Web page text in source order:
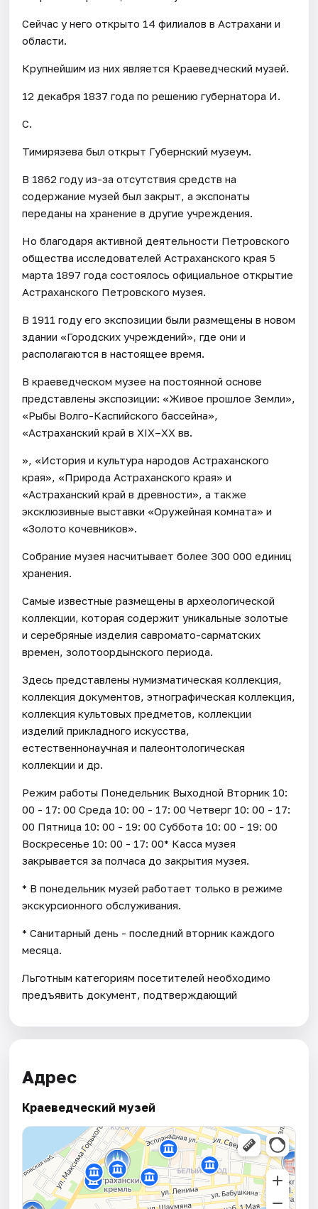
Сейчас у него открыто 14 филиалов в Астрахани и
области.
Крупнейшим из них является Краеведческий музей.
12 декабря 1837 года по решению губернатора И.
С.
Тимирязева был открыт Губернский музеум.
В 1862 году из-за отсутствия средств на
содержание музей был закрыт, а экспонаты
переданы на хранение в другие учреждения.
Но благодаря активной деятельности Петровского
общества исследователей Астраханского края 5
марта 1897 года состоялось официальное открытие
Астраханского Петровского музея.
В 1911 году его экспозиции были размещены в новом
здании «Городских учреждений», где они и
располагаются в настоящее время.
В краеведческом музее на постоянной основе
представлены экспозиции: «Живое прошлое Земли»,
«Рыбы Волго-Каспийского бассейна»,
«Астраханский край в XIX–XX вв.
», «История и культура народов Астраханского
края», «Природа Астраханского края» и
«Астраханский край в древности», а также
эксклюзивные выставки «Оружейная комната» и
«Золото кочевников».
Собрание музея насчитывает более 300 000 единиц
хранения.
Самые известные размещены в археологической
коллекции, которая содержит уникальные золотые
и серебряные изделия савромато-сарматских
времен, золотоордынского периода.
Здесь представлены нумизматическая коллекция,
коллекция документов, этнографическая коллекция,
коллекция культовых предметов, коллекции
изделий прикладного искусства,
естественнонаучная и палеонтологическая
коллекции и др.
Режим работы Понедельник Выходной Вторник 10:
00 - 17: 00 Среда 10: 00 - 17: 00 Четверг 10: 00 - 17:
00 Пятница 10: 00 - 19: 00 Суббота 10: 00 - 19: 00
Воскресенье 10: 00 - 17: 00* Касса музея
закрывается за полчаса до закрытия музея.
* В понедельник музей работает только в режиме
экскурсионного обслуживания.
* Санитарный день - последний вторник каждого
месяца.
Льготным категориям посетителей необходимо
предъявить документ, подтверждающий
Адрес
Краеведческий музей